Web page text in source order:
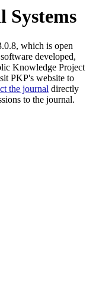
Systems
which is open
developed,
Knowledge Project
PKP's website to
the journal directly
to the journal.